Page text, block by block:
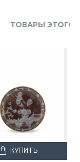
ТОВАРЫ ЭТОГО
КУПИТЬ